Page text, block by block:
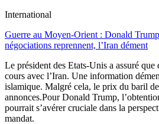
International
Guerre au Moyen-Orient : Donald
négociations reprennent, l’Iran dément
Le président des Etats-Unis a assuré que
cours avec l’Iran. Une information
islamique. Malgré cela, le prix du baril
annonces.Pour Donald Trump,
pourrait s’avérer cruciale dans la
mandat.